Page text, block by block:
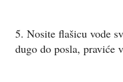
5. Nosite flašicu vode
dugo do posla, praviće